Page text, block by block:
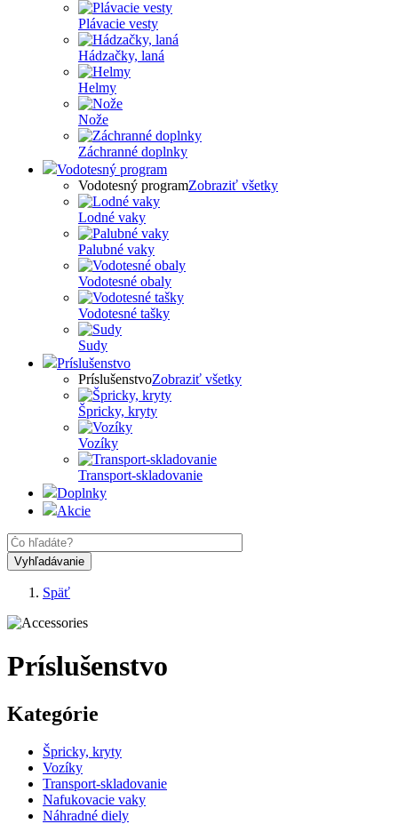
Plávacie vesty
Hádzačky, laná
Helmy
Nože
Záchranné doplnky
Vodotesný program
Vodotesný programZobraziť všetky
Lodné vaky
Palubné vaky
Vodotesné obaly
Vodotesné tašky
Sudy
Príslušenstvo
PríslušenstvoZobraziť všetky
Špricky, kryty
Vozíky
Transport-skladovanie
Doplnky
Akcie
Omrvinka
Späť
Príslušenstvo
Kategórie
Špricky, kryty
Vozíky
Transport-skladovanie
Nafukovacie vaky
Náhradné diely